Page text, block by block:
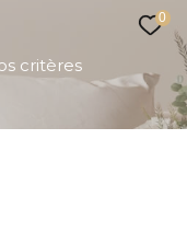
0
critères
critères